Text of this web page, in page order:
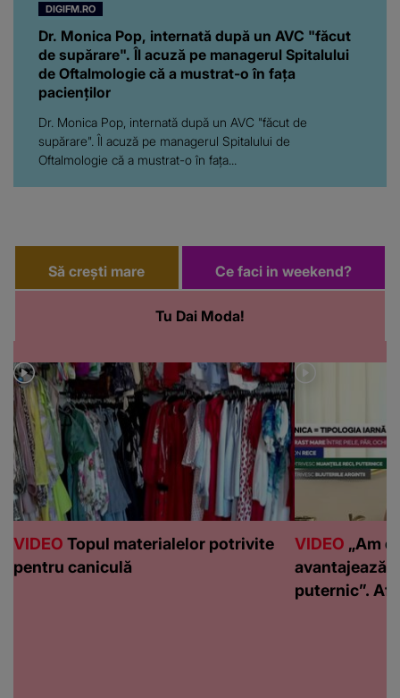
DIGIFM.RO
Dr. Monica Pop, internată după un AVC "făcut
de supărare". Îl acuză pe managerul Spitalului
de Oftalmologie că a mustrat-o în fața
pacienților
Dr. Monica Pop, internată după un AVC "făcut de
supărare". Îl acuză pe managerul Spitalului de
Oftalmologie că a mustrat-o în fața...
Să crești mare
Tu Dai Moda!
Ce faci in weekend?
VIDEO Topul materialelor potrivite
pentru caniculă
VIDEO „Am
avantajează
puternic”.